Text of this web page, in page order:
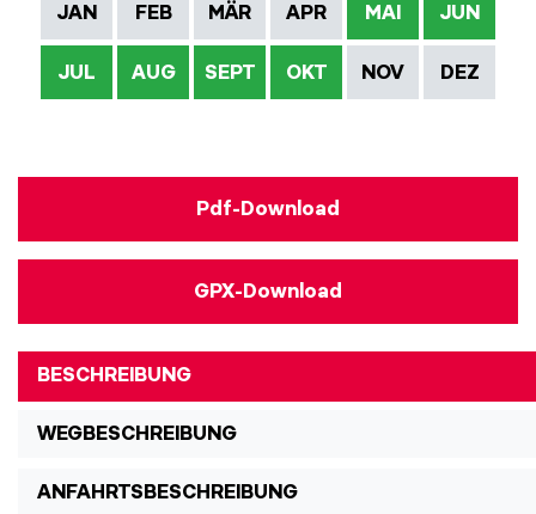
JAN FEB MÄR APR MAI JUN
JUL AUG SEPT OKT NOV DEZ
Pdf-Download
GPX-Download
BESCHREIBUNG
WEGBESCHREIBUNG
ANFAHRTSBESCHREIBUNG